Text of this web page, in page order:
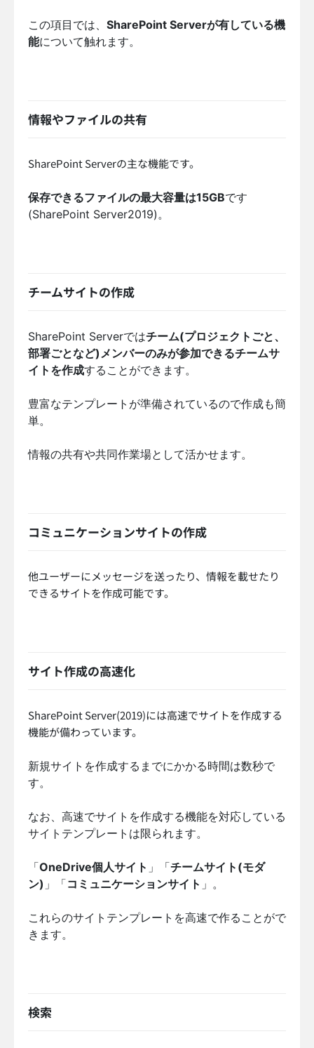
この項目では、 SharePoint Serverが有している機
能について触れます。
情報やファイルの共有
SharePoint Serverの主な機能です。
保存できるファイルの最大容量は15GBです
(SharePoint Server2019)。
チームサイトの作成
SharePoint Serverではチーム(プロジェクトごと、
部署ごとなど)メンバーのみが参加できるチームサ
イトを作成することができます。
豊富なテンプレートが準備されているので作成も簡
単。
情報の共有や共同作業場として活かせます。
コミュニケーションサイトの作成
他ユーザーにメッセージを送ったり、情報を載せたり
できるサイトを作成可能です。
サイト作成の高速化
SharePoint Server(2019)には高速でサイトを作成する
機能が備わっています。
新規サイトを作成するまでにかかる時間は数秒で
す。
なお、高速でサイトを作成する機能を対応している
サイトテンプレートは限られます。
「OneDrive個人サイト 」「チームサイト(モダ
ン) 」「コミュニケーションサイト 」。
これらのサイトテンプレートを高速で作ることがで
きます。
検索